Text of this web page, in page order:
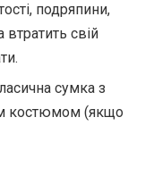
подряпини,
свій
сумка з
костюмом (якщо